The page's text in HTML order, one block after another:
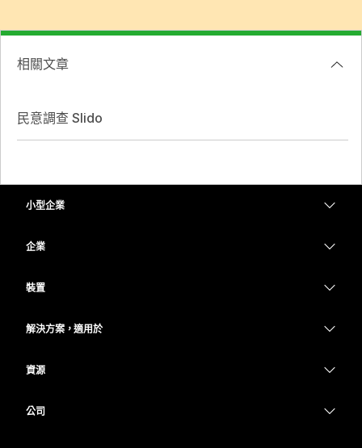
相關文章
民意調查 Slido
小型企業
企業
裝置
解決方案，適用於
資源
公司